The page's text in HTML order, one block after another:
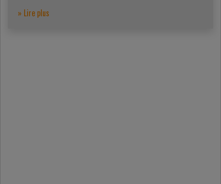
» Lire plus